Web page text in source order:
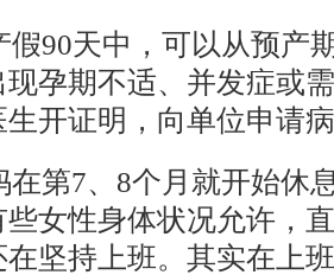
假90天中，可以从预产
孕期不适、并发症或
开证明，向单位申请
在第7、8个月就开始休
些女性身体状况允许，
坚持上班。其实在上